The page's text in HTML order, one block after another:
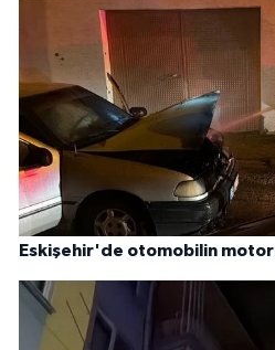
Eskişehir'de otomobilin